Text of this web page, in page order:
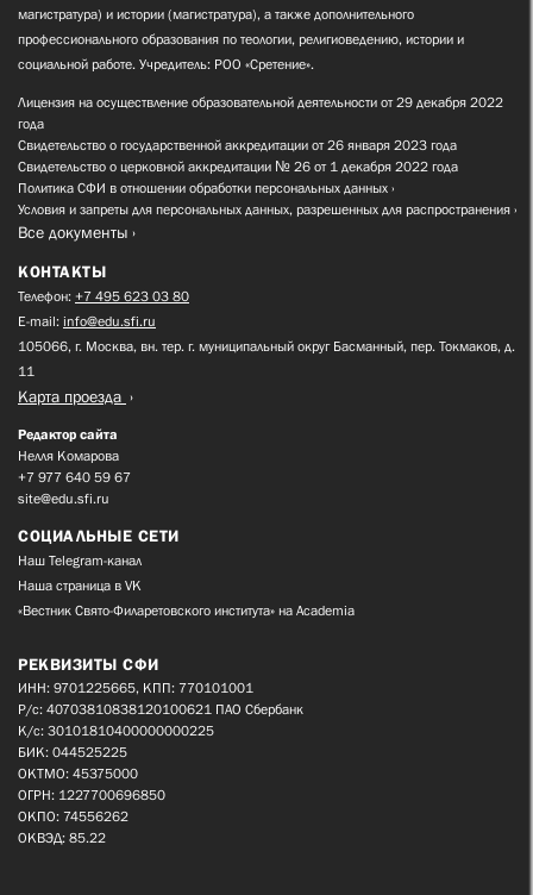
магистратура) и истории (магистратура), а также дополнительного
профессионального образования по теологии, религиоведению, истории и
социальной работе. Учредитель: РОО «Сретение».
Лицензия на осуществление образовательной деятельности от 29 декабря 2022
года
Свидетельство о государственной аккредитации от 26 января 2023 года
Свидетельство о церковной аккредитации № 26 от 1 декабря 2022 года
Политика СФИ в отношении обработки персональных данных
Условия и запреты для персональных данных, разрешенных для распространения
Все документы
КОНТАКТЫ
Телефон: +7 495 623 03 80
E-mail: info@edu.sfi.ru
105066, г. Москва, вн. тер. г. муниципальный округ Басманный, пер. Токмаков, д.
11
Карта проезда
Редактор сайта
Нелля Комарова
+7 977 640 59 67
site@edu.sfi.ru
СОЦИАЛЬНЫЕ СЕТИ
Наш Telegram-канал
Наша страница в VK
«Вестник Свято-Филаретовского института» на Academia
РЕКВИЗИТЫ СФИ
ИНН: 9701225665, КПП: 770101001
Р/с: 40703810838120100621 ПАО Сбербанк
К/с: 30101810400000000225
БИК: 044525225
ОКТМО: 45375000
ОГРН: 1227700696850
ОКПО: 74556262
ОКВЭД: 85.22